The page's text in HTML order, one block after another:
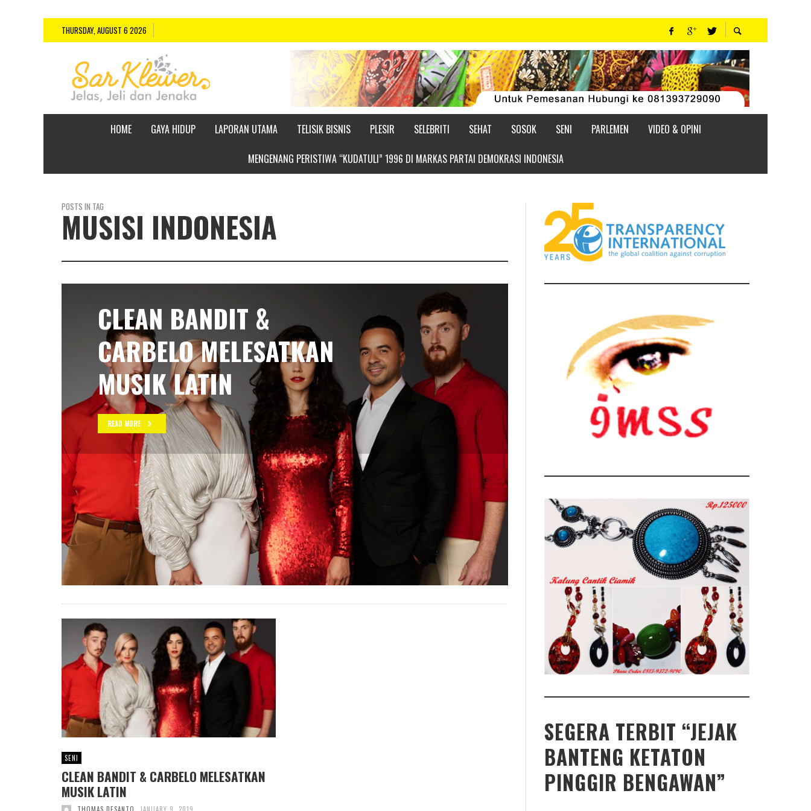
THURSDAY, AUGUST 6 2026
HOME GAYA HIDUP LAPORAN UTAMA TELISIK BISNIS PLESIR SELEBRITI SEHAT SOSOK SENI PARLEMEN VIDEO & OPINI
MENGENANG PERISTIWA “KUDATULI” 1996 DI MARKAS PARTAI DEMOKRASI INDONESIA
POSTS IN TAG
MUSISI INDONESIA
CLEAN BANDIT &
CARBELO MELESATKAN
MUSIK LATIN
READ MORE
SENI
CLEAN BANDIT & CARBELO MELESATKAN
MUSIK LATIN
SEGERA TERBIT “JEJAK
BANTENG KETATON
PINGGIR BENGAWAN”